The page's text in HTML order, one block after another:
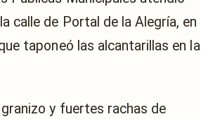
calle de Portal de la Alegría, en
taponeó las alcantarillas en la
y fuertes rachas de